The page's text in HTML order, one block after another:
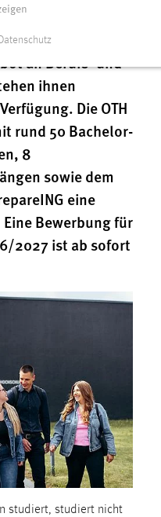
die Frage, wie es
soll. Mit einem
an Berufs- und
ihnen
Die OTH
rund 50 Bachelor-
8
sowie dem
eine
Bewerbung für
2027 ist ab sofort
studiert, studiert nicht
grundlegende
Funktion der
Einverständnis-
wird in diesem Cookie
ist.
Datenschutz